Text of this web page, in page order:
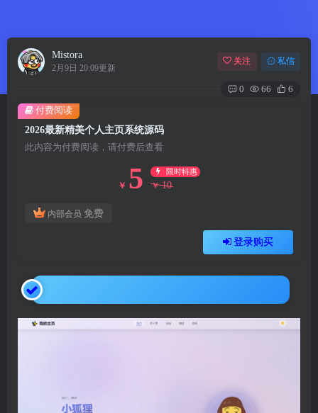
Mistora
2月9日 20:09更新
关注 私信
0 66 6
2026最新精美个人主页系统源码
此内容为付费阅读，请付费后查看
￥ 5 限时特惠
￥ 10
内部会员 免费
登录购买
付费阅读